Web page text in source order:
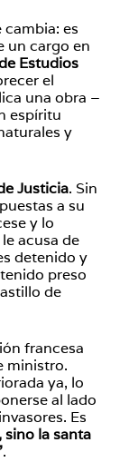
cambia: es
un cargo en
Estudios
el
una obra –
espíritu
y
Justicia. Sin
a su
y lo
acusa de
detenido y
preso
de
francesa
ministro.
ya, lo
al lado
Es
sino la santa
.